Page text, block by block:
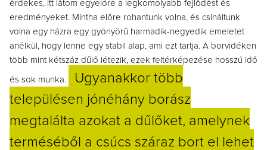
érdekes, itt látom egyelőre a legkomolyabb fejlődést és
eredményeket. Mintha előre rohantunk volna, és csináltunk
volna egy házra egy gyönyörű harmadik-negyedik emeletet
anélkül, hogy lenne egy stabil alap, ami ezt tartja. A borvidéken
több mint kétszáz dűlő létezik, ezek feltérképezése hosszú idő
és sok munka.
Ugyanakkor több
településen jónéhány borász
megtalálta azokat a dűlőket, amelynek
terméséből a csúcs száraz bort el lehet